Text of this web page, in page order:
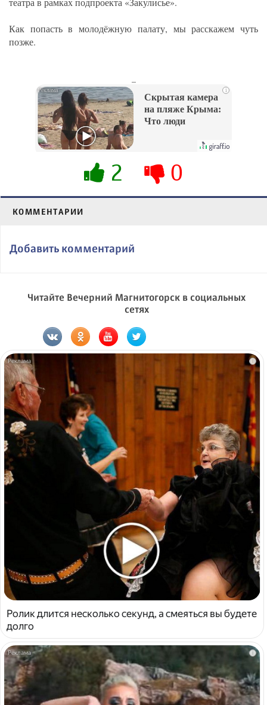
Как попасть в молодёжную палату, мы расскажем чуть
позже.
i
Скрытая камера
на пляже Крыма:
Что люди
их не видят...
2 0
КОММЕНТАРИИ
Добавить комментарий
Читайте Вечерний Магнитогорск в социальных
сетях
i
Ролик длится несколько секунд, а смеяться вы будете
долго
i